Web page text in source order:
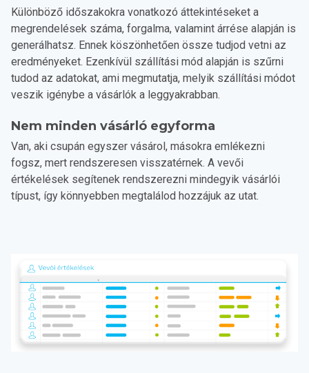
Különböző időszakokra vonatkozó áttekintéseket a
megrendelések száma, forgalma, valamint árrése alapján is
generálhatsz. Ennek köszönhetően össze tudjod vetni az
eredményeket. Ezenkívül szállítási mód alapján is szűrni
tudod az adatokat, ami megmutatja, melyik szállítási módot
veszik igénybe a vásárlók a leggyakrabban.
Nem minden vásárló egyforma
Van, aki csupán egyszer vásárol, másokra emlékezni
fogsz, mert rendszeresen visszatérnek. A vevői
értékelések segítenek rendszerezni mindegyik vásárlói
típust, így könnyebben megtalálod hozzájuk az utat.